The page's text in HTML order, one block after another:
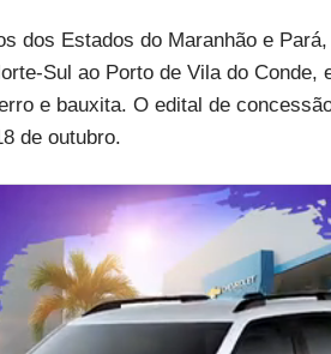
dos Estados do Maranhão e
Sul ao Porto de Vila do Conde,
e bauxita. O edital de
de outubro.